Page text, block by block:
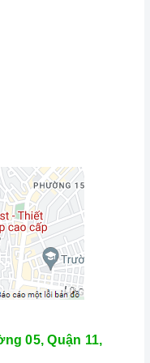
05, Quận 11,